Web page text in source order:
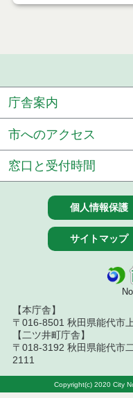
令和６年２月分
令和６年１月分
令和５年１２月分
令和５年１０月分
令和５年９月分
令和５年８月分
令和５年７月分
令和５年６月分
令和５年４月分
庁舎案内
市へのアクセス
窓口と受付時間
個人情報保護
サイトマップ
【本庁舎】
〒016-8501 秋田県能代市
【二ツ井町庁舎】
〒018-3192 秋田県能代市
2111
Copyright(c) 2020 City